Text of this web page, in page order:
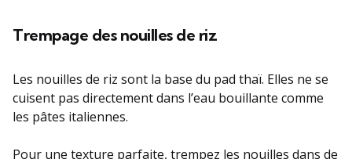
Trempage des nouilles de riz
Les nouilles de riz sont la base du pad thaï. Elles ne se
cuisent pas directement dans l’eau bouillante comme
les pâtes italiennes.
Pour une texture parfaite, trempez les nouilles dans de